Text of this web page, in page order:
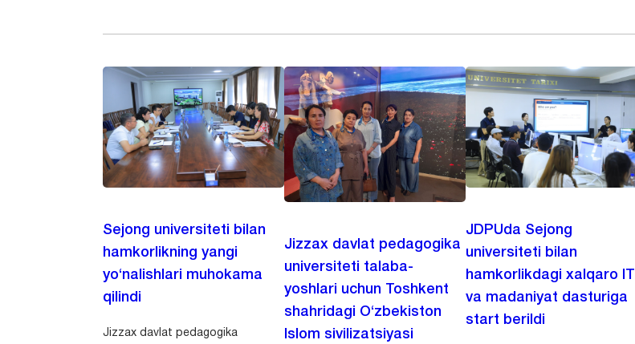
Sejong universiteti bilan
hamkorlikning yangi
yo‘nalishlari muhokama
qilindi
Jizzax davlat pedagogika
Jizzax davlat pedagogika
universiteti talaba-
yoshlari uchun Toshkent
shahridagi O‘zbekiston
Islom sivilizatsiyasi
JDPUda Sejong
universiteti bilan
hamkorlikdagi xalqaro IT
va madaniyat dasturiga
start berildi